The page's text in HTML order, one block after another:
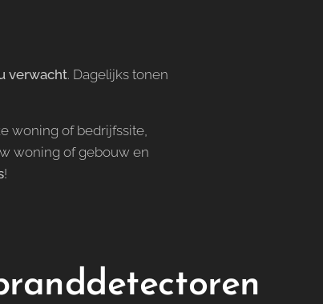
verwacht. Dagelijks tonen
woning of bedrijfssite,
woning of gebouw en
!